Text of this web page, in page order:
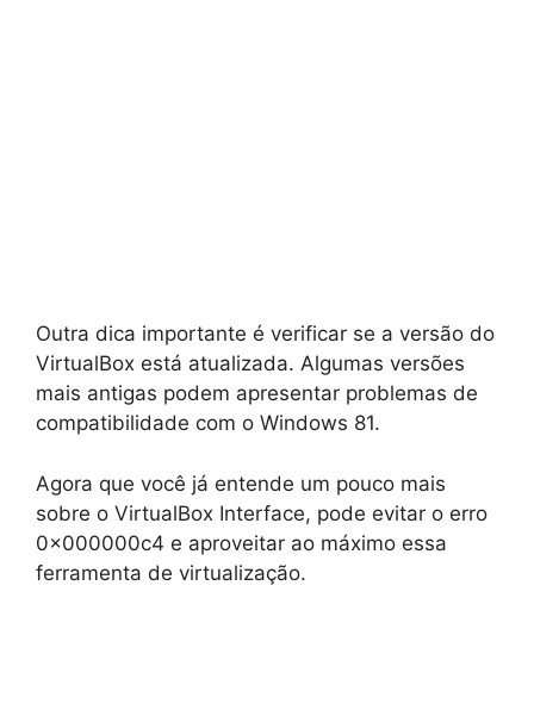
Outra dica importante é verificar se a versão do
VirtualBox está atualizada. Algumas versões
mais antigas podem apresentar problemas de
compatibilidade com o Windows 81.
Agora que você já entende um pouco mais
sobre o VirtualBox Interface, pode evitar o erro
0x000000c4 e aproveitar ao máximo essa
ferramenta de virtualização.